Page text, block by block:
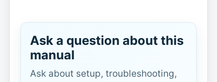
Ask a question about this
manual
Ask about setup, troubleshooting,